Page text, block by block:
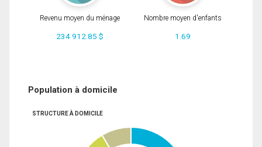
Revenu moyen du ménage
234 912.85 $
Nombre moyen d'enfants
1.69
Population à domicile
STRUCTURE À DOMICILE